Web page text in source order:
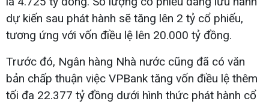
dự kiến sau phát hành sẽ tăng lên 2 tỷ cổ phiếu,
tương ứng với vốn điều lệ lên 20.000 tỷ đồng.
Trước đó, Ngân hàng Nhà nước cũng đã có văn
bản chấp thuận việc VPBank tăng vốn điều lệ thêm
tối đa 22.377 tỷ đồng dưới hình thức phát hành cổ